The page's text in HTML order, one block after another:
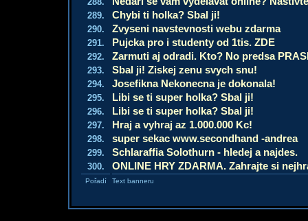
289. Chybi ti holka? Sbal ji!
290. Zvyseni navstevnosti webu zdarma
291. Pujcka pro i studenty od 1tis. ZDE
292. Zarmuti aj odradi. Kto? No predsa
293. Sbal ji! Ziskej zenu svych snu!
294. Josefikna Nekonecna je dokonala!
295. Libi se ti super holka? Sbal ji!
296. Libi se ti super holka? Sbal ji!
297. Hraj a vyhraj az 1.000.000 Kc!
298. super sekac www.secondhand -andrea
299. Schlaraffia Solothurn - hledej a najdes.
300. ONLINE HRY ZDARMA. Zahrajte si
Pořadí Text banneru